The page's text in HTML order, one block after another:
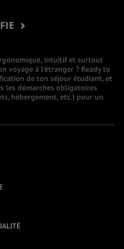
intuitif et surtout
voyage à l’étranger ? Ready to
de ton séjour étudiant, et
les démarches obligatoires
hébergement, etc.) pour un